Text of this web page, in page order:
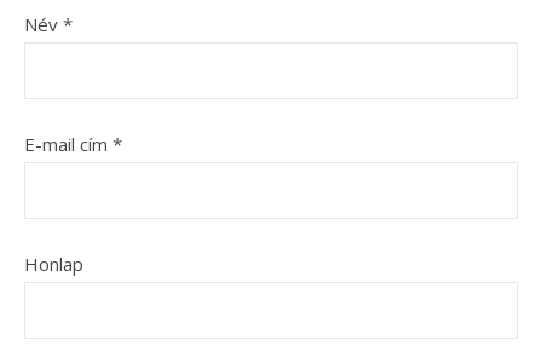
Név *
E-mail cím *
Honlap